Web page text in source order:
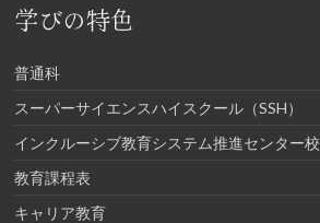
学びの特色
普通科
スーパーサイエンスハイスクール（SSH）
インクルーシブ教育システム推進センター校
教育課程表
キャリア教育